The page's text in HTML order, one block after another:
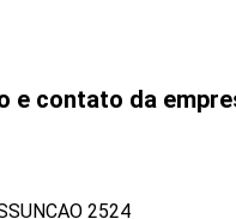
e contato da
2524